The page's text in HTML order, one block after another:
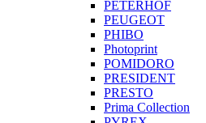
PETERHOF
PEUGEOT
PHIBO
Photoprint
POMIDORO
PRESIDENT
PRESTO
Prima Collection